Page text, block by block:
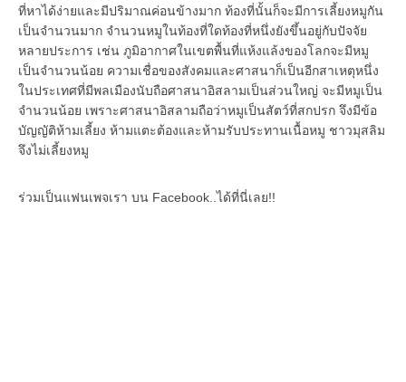
ที่หาได้ง่ายและมีปริมาณค่อนข้างมาก ท้องที่นั้นก็จะมีการเลี้ยงหมูกัน
เป็นจำนวนมาก จำนวนหมูในท้องที่ใดท้องที่หนึ่งยังขึ้นอยู่กับปัจจัย
หลายประการ เช่น ภูมิอากาศในเขตพื้นที่แห้งแล้งของโลกจะมีหมู
เป็นจำนวนน้อย ความเชื่อของสังคมและศาสนาก็เป็นอีกสาเหตุหนึ่ง
ในประเทศที่มีพลเมืองนับถือศาสนาอิสลามเป็นส่วนใหญ่ จะมีหมูเป็น
จำนวนน้อย เพราะศาสนาอิสลามถือว่าหมูเป็นสัตว์ที่สกปรก จึงมีข้อ
บัญญัติห้ามเลี้ยง ห้ามแตะต้องและห้ามรับประทานเนื้อหมู ชาวมุสลิม
จึงไม่เลี้ยงหมู
ร่วมเป็นแฟนเพจเรา บน Facebook..ได้ที่นี่เลย!!